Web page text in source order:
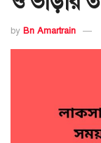
by Bn Amartrain